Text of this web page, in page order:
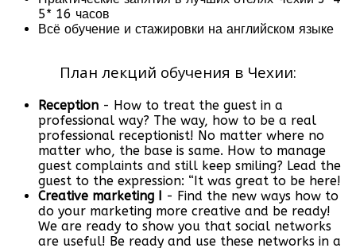
5* 16 часов
Всё обучение и стажировки на английском языке
План лекций обучения в Чехии:
Reception - How to treat the guest in a
professional way? The way, how to be a real
professional receptionist! No matter where no
matter who, the base is same. How to manage
guest complaints and still keep smiling? Lead the
guest to the expression: “It was great to be here!
Creative marketing I - Find the new ways how to
do your marketing more creative and be ready!
We are ready to show you that social networks
are useful! Be ready and use these networks in a